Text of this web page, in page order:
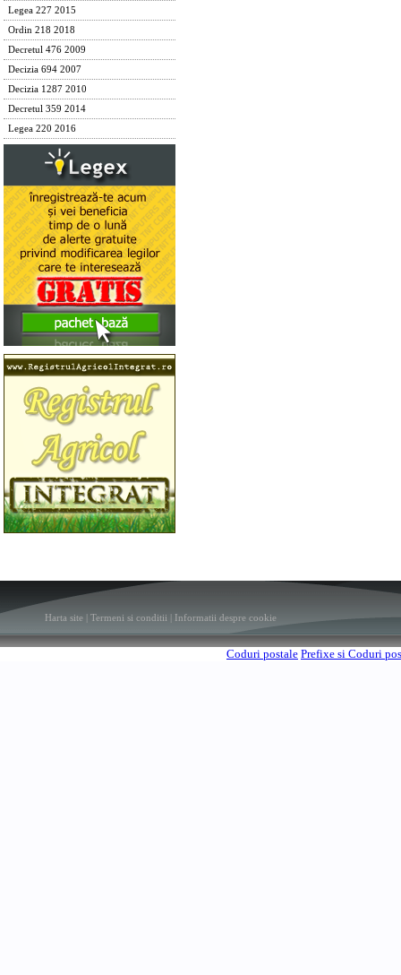
Legea 227 2015
Ordin 218 2018
Decretul 476 2009
Decizia 694 2007
Decizia 1287 2010
Decretul 359 2014
Legea 220 2016
Harta site | Termeni si conditii | Informatii despre cookie
Coduri postale Prefixe si Coduri